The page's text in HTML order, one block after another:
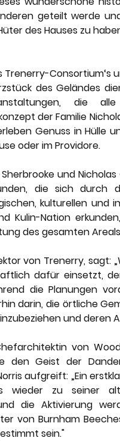
geteilt werde
des Hauses zu
Trenerry-Consortium‘s
des Geländes
die
der Familie
Genuss in Hülle
oder im Providore.
und
die sich durch
kulturellen und
Kulin-Nation
des gesamten
von Trenerry, sagt:
dafür einsetzt,
die Planungen
darin, die örtliche
und deren
von
den Geist der
aufgreift: „Ein
wieder zu seiner
die Aktivierung
von Burnham
sein."